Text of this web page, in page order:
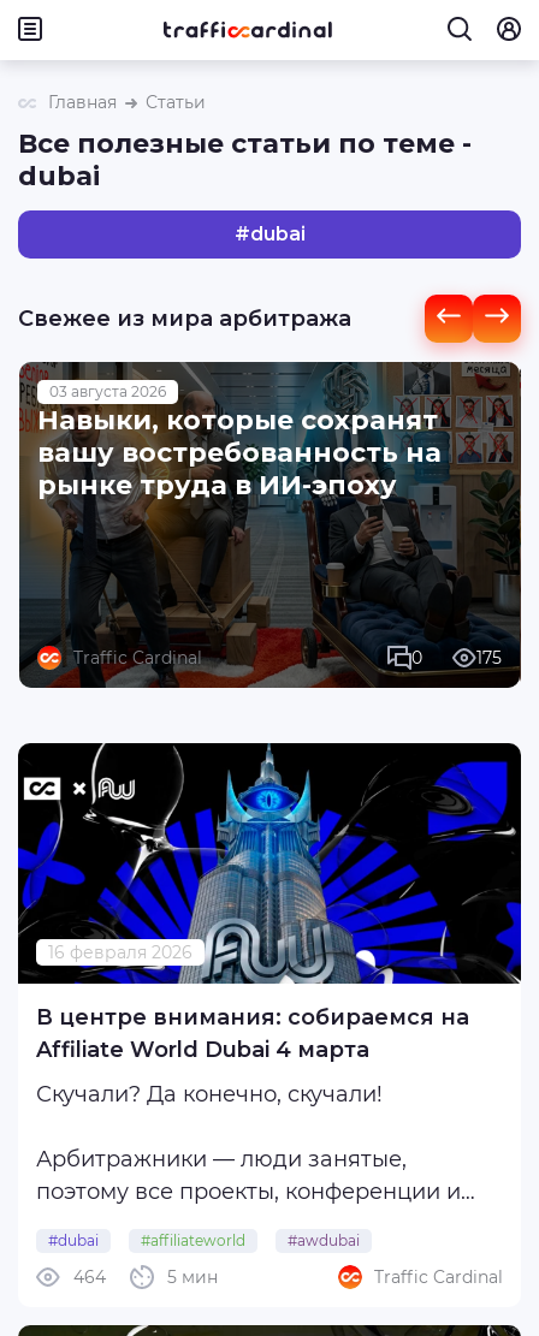
Главная Статьи
Все полезные статьи по теме -
dubai
#dubai
Свежее из мира арбитража
03 августа 2026
Навыки, которые сохранят
вашу востребованность на
рынке труда в ИИ-эпоху
Traffic Cardinal 0 175
16 февраля 2026
В центре внимания: собираемся на
Affiliate World Dubai 4 марта
Скучали? Да конечно, скучали!
Арбитражники — люди занятые,
поэтому все проекты, конференции и
расписание, чтобы одно мероприятие
ненароком не наложилось на другое и
#dubai #affiliateworld #awdubai
#affiliateworlddubai5 мин
464 Traffic Cardinal